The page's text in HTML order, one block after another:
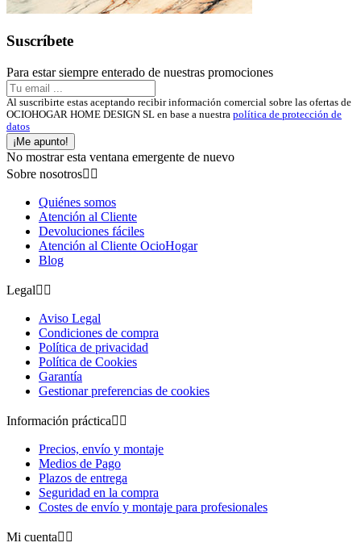
Suscríbete
Para estar siempre enterado de nuestras promociones
Al suscribirte estas aceptando recibir información comercial sobre las ofertas de
OCIOHOGAR HOME DESIGN SL en base a nuestra política de protección de
datos
¡Me apunto!
No mostrar esta ventana emergente de nuevo
Sobre nosotros 
Quiénes somos
Atención al Cliente
Devoluciones fáciles
Atención al Cliente OcioHogar
Blog
Legal 
Aviso Legal
Condiciones de compra
Política de privacidad
Política de Cookies
Garantía
Gestionar preferencias de cookies
Información práctica 
Precios, envío y montaje
Medios de Pago
Plazos de entrega
Seguridad en la compra
Costes de envío y montaje para profesionales
Mi cuenta 